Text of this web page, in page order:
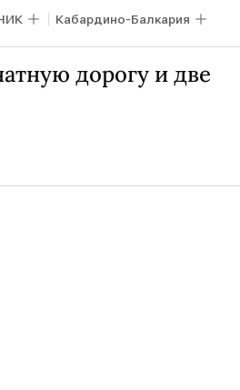
Кабардино-Балкария
дорогу и две